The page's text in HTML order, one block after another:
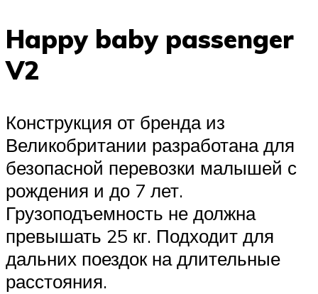
Happy baby passenger
V2
Конструкция от бренда из
Великобритании разработана для
безопасной перевозки малышей с
рождения и до 7 лет.
Грузоподъемность не должна
превышать 25 кг. Подходит для
дальних поездок на длительные
расстояния.